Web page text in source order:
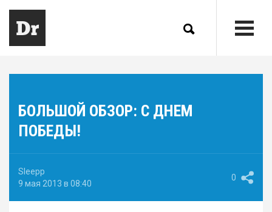
БОЛЬШОЙ ОБЗОР: С ДНЕМ
ПОБЕДЫ!
Sleepp
9 мая 2013 в 08:40
0